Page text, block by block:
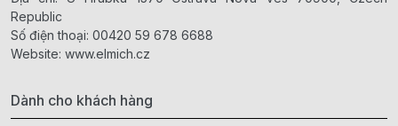
Republic
Số điện thoại: 00420 59 678 6688
Website: www.elmich.cz
Dành cho khách hàng